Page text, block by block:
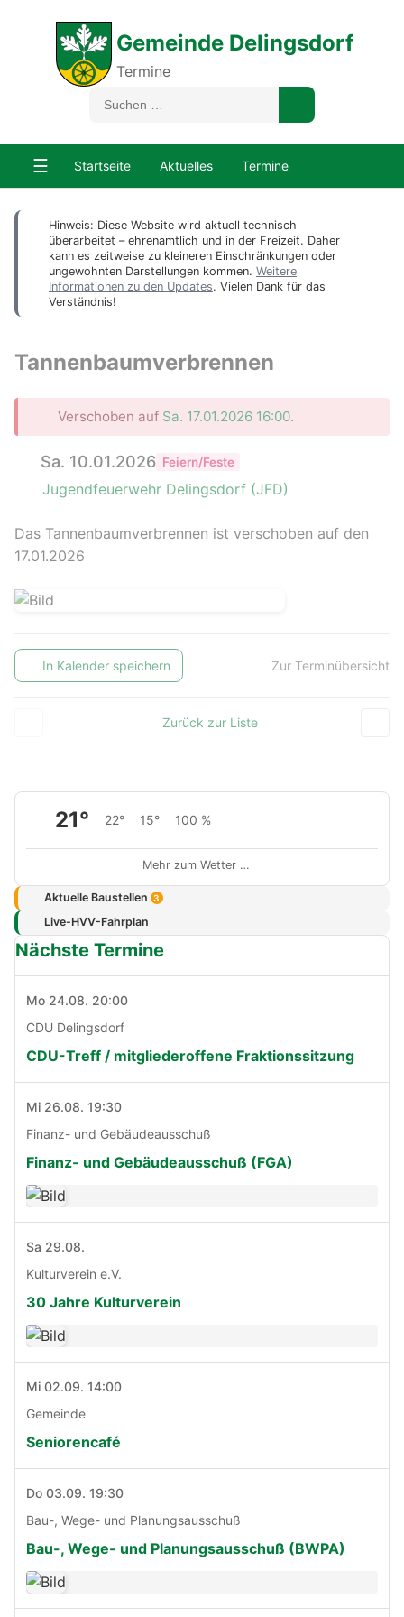
Gemeinde Delingsdorf
Termine
☰ Startseite Aktuelles Termine
Hinweis: Diese Website wird aktuell technisch
überarbeitet – ehrenamtlich und in der Freizeit. Daher
kann es zeitweise zu kleineren Einschränkungen oder
ungewohnten Darstellungen kommen. Weitere
Informationen zu den Updates. Vielen Dank für das
Verständnis!
Tannenbaumverbrennen
Verschoben auf Sa. 17.01.2026 16:00.
Sa. 10.01.2026 Feiern/Feste
Jugendfeuerwehr Delingsdorf (JFD)
Das Tannenbaumverbrennen ist verschoben auf den
17.01.2026
In Kalender speichern Zur Terminübersicht
Zurück zur Liste
21° 22° 15° 100 %
Mehr zum Wetter …
Aktuelle Baustellen 3
Live-HVV-Fahrplan
Nächste Termine
Mo 24.08. 20:00
CDU Delingsdorf
CDU-Treff / mitgliederoffene Fraktionssitzung
Mi 26.08. 19:30
Finanz- und Gebäudeausschuß
Finanz- und Gebäudeausschuß (FGA)
Sa 29.08.
Kulturverein e.V.
30 Jahre Kulturverein
Mi 02.09. 14:00
Gemeinde
Seniorencafé
Do 03.09. 19:30
Bau-, Wege- und Planungsausschuß
Bau-, Wege- und Planungsausschuß (BWPA)